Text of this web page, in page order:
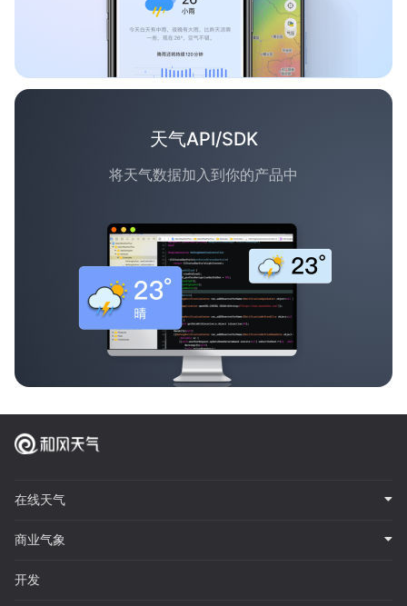
天气API/SDK
将天气数据加入到你的产品中
在线天气
商业气象
开发